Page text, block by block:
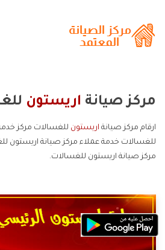
مركز صيانة اريستون
ارقام مركز صيانة اريستون للغسالات مركز
للغسالات خدمة عملاء مركز صيانة اريستون
مركز صيانة اريستون للغسالات.